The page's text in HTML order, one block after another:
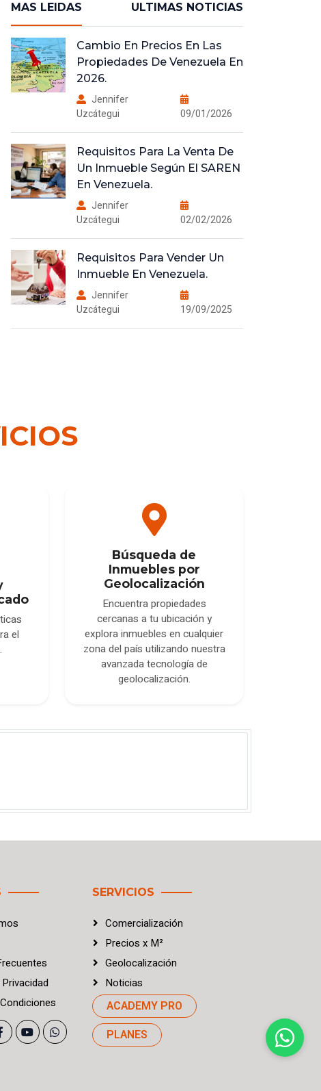
MAS LEIDAS ULTIMAS NOTICIAS
Cambio En Precios En Las
Propiedades De Venezuela En
2026.
Jennifer
Uzcátegui
09/01/2026
Requisitos Para La Venta De
Un Inmueble Según El SAREN
En Venezuela.
Jennifer
Uzcátegui
02/02/2026
Requisitos Para Vender Un
Inmueble En Venezuela.
Jennifer
Uzcátegui
19/09/2025
el
Búsqueda de
Inmuebles por
Geolocalización
Encuentra propiedades
cercanas a tu ubicación y
explora inmuebles en cualquier
zona del país utilizando nuestra
avanzada tecnología de
geolocalización.
Privacidad
SERVICIOS
Comercialización
Preciosx M²
Geolocalización
Noticias
ACADEMY PRO
PLANES